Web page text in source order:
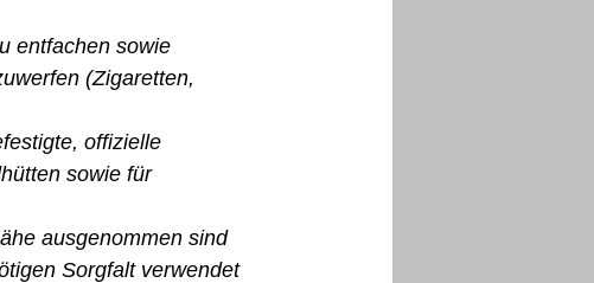
entfachen sowie
(Zigaretten,
offizielle
sowie für
ausgenommen sind
Sorgfalt verwendet